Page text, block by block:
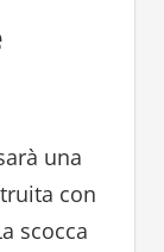
una
con
scocca